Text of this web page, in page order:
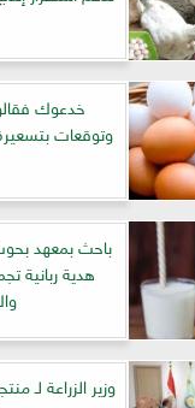
خدعوك
وتوقعات
باحث بمعهد بحوث
هدية ربانية
وزير الزراعة لـ